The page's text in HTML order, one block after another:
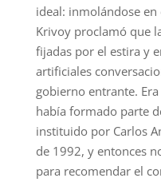
ideal: inmolándose
Krivoy proclamó que
fijadas por el estira y
artificiales
gobierno entrante.
había formado parte
instituido por Carlos
de 1992, y entonces
para recomendar el